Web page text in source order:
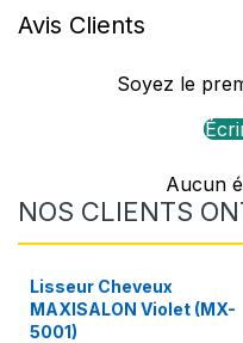
Avis Clients
Soyez le
Aucun
NOS CLIENTS
Lisseur Cheveux
MAXISALON Violet (MX-
5001)